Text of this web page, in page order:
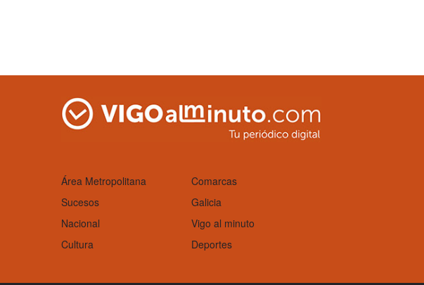
Área Metropolitana
Comarcas
Sucesos
Galicia
Nacional
Vigo al minuto
Cultura
Deportes